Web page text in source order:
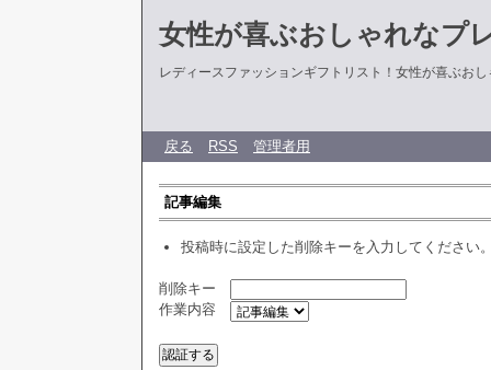
女性が喜ぶおしゃれなプ
レディースファッションギフトリスト！女性が喜ぶお
戻る RSS 管理者用
記事編集
投稿時に設定した削除キーを入力してください
削除キー
作業内容